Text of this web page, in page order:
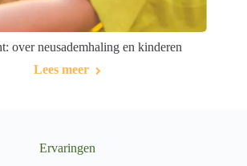
over neusademhaling en kinderen
Lees meer
Ervaringen